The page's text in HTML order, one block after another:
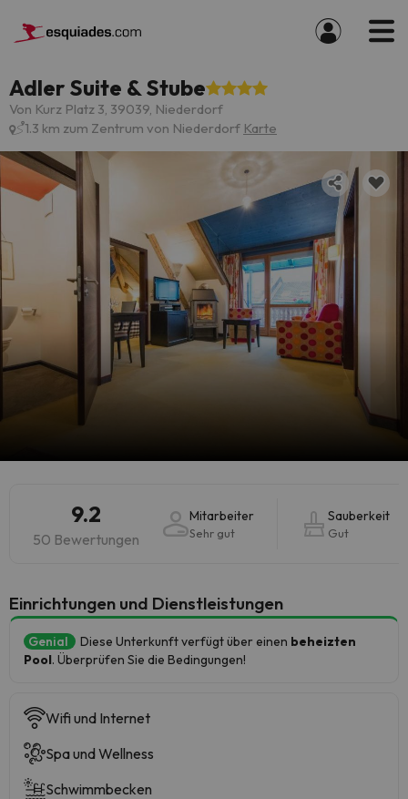
Adler Suite & Stube
Von Kurz Platz 3, 39039, Niederdorf
1.3 km zum Zentrum von Niederdorf Karte
9.2
50 Bewertungen
Mitarbeiter
Sehr gut
Sauberkeit
Gut
​Einrichtungen und Dienstleistungen
Genial Diese Unterkunft verfügt über einen beheizten
Pool. Überprüfen Sie die Bedingungen!
Wifi und Internet
Spa und Wellness
Schwimmbecken